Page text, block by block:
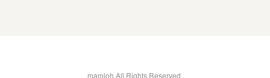
mamioh All Rights Reserved.